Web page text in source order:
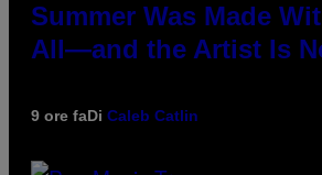
Summer Was Made
All—and the Artist Is
9 ore faDi Caleb Catlin